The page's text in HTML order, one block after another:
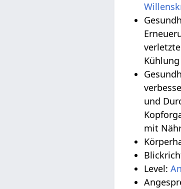
und
mit
Level: